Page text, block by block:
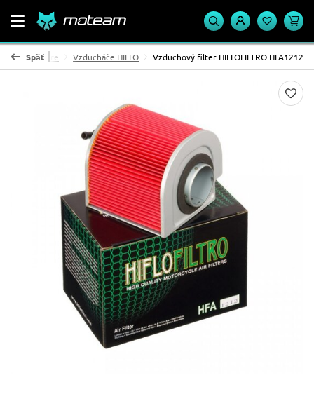
Späťfiltre Vzducháče HIFLO Vzduchový filter HIFLOFILTRO HFA1212